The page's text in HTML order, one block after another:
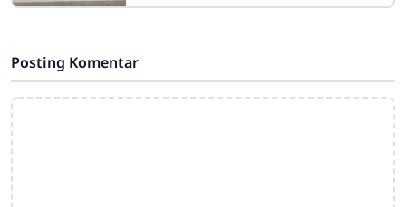
Posting Komentar